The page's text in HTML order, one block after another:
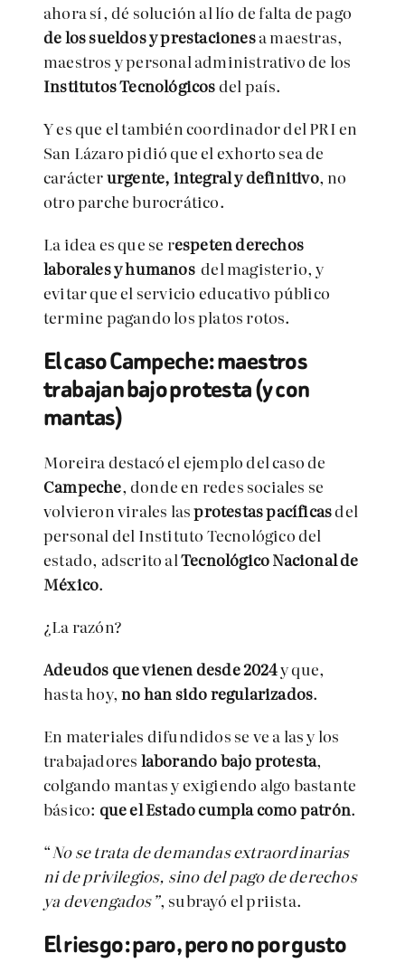
ahora sí, dé solución al lío de falta de pago
de los sueldos y prestacionesa maestras,
maestros y personal administrativo de los
Institutos Tecnológicos del país.
Y es que el también coordinador del PRI en
San Lázaro pidió que el exhorto sea de
carácterurgente, integral y definitivo, no
otro parche burocrático.
La idea es que se respeten derechos
laborales y humanosdel magisterio, y
evitar que el servicio educativo público
termine pagando los platos rotos.
El caso Campeche: maestros
trabajan bajo protesta (y con
mantas)
Moreira destacó el ejemplo del caso de
Campeche, donde en redes sociales se
volvieron virales lasprotestas pacíficasdel
personal del Instituto Tecnológico del
estado, adscrito alTecnológico Nacional de
México.
¿La razón?
Adeudos que vienen desde 2024y que,
hasta hoy,no han sido regularizados.
En materiales difundidos se ve a las y los
trabajadores laborando bajo protesta,
colgando mantas y exigiendo algo bastante
básico: que el Estado cumpla como patrón.
“No se trata de demandas extraordinarias
ni de privilegios, sino del pago de derechos
ya devengados”, subrayó el priista.
El riesgo: paro, pero no por gusto